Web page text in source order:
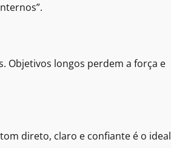
Objetivos longos perdem a força e
direto, claro e confiante é o ideal